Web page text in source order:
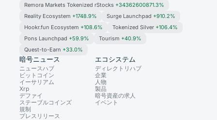
Remora Markets Tokenized rStocks +34362600871.3%
Reality Ecosystem +1748.9% Surge Launchpad +910.2%
Hookr.fun Ecosystem +108.6% Tokenized Silver +106.4%
Pons Launchpad +59.9% Tourism +40.9%
Quest-to-Earn +33.0%
暗号ニュース
ニュースハブ
ビットコイン
イーサリアム
Xrp
デファイ
ステーブルコインズ
規制
プレスリリース
エコシステム
ディレクトリハブ
企業
人物
製品
暗号資産の求人
イベント